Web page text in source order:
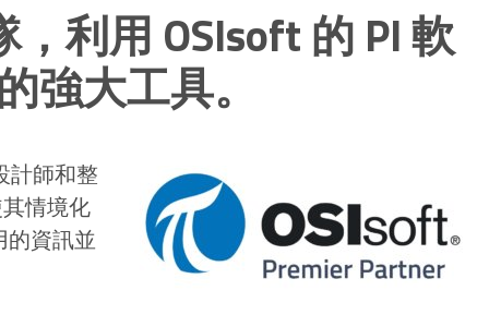
利用 OSIsoft 的 PI 軟
強大工具。
計師和整
情境化
的資訊並